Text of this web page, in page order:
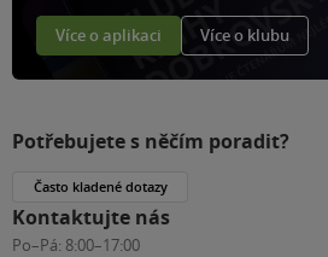
Více o aplikaci Více o klubu
Potřebujete s něčím poradit?
Často kladené dotazy
Kontaktujte nás
Po–Pá: 8:00–17:00